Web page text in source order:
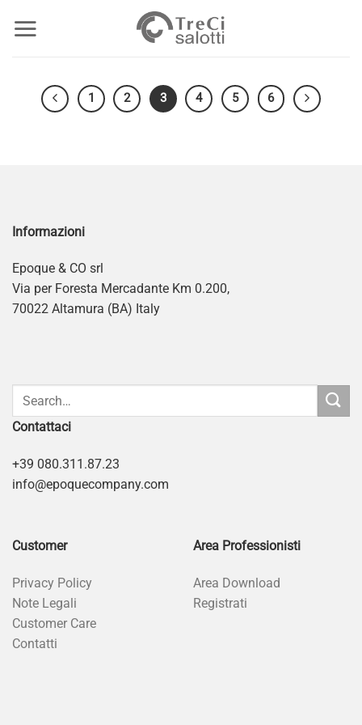
1 2 3 4 5 6
Informazioni
Epoque & CO srl
Via per Foresta Mercadante Km 0.200,
70022 Altamura (BA) Italy
Contattaci
+39 080.311.87.23
info@epoquecompany.com
Customer
Privacy Policy
Note Legali
Customer Care
Contatti
Area Professionisti
Area Download
Registrati